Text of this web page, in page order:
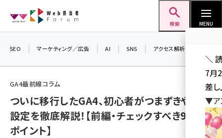
ン
検索 MENU
seo (3519)
ai (2801)
SEO マーケティング／広告 AI SNS アクセス解析／データ分析
GA4最前線コラム
ついに移行したGA4、初心者がつまずきやすい
設定を徹底解説！【前編・チェックすべき9つの
ポイント】
＼
7月
差し
▼ア